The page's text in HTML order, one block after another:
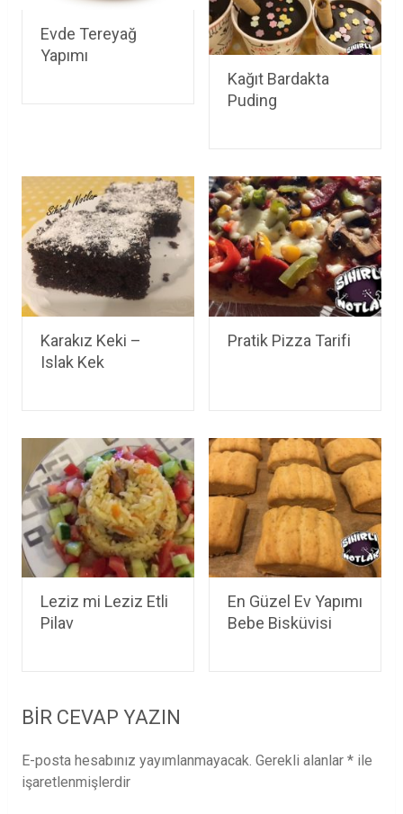
Evde Tereyağ
Yapımı
Kağıt Bardakta
Puding
Karakız Keki –
Islak Kek
Pratik Pizza Tarifi
Leziz mi Leziz Etli
Pilav
En Güzel Ev Yapımı
Bebe Bisküvisi
BIR CEVAP YAZIN
E-posta hesabınız yayımlanmayacak. Gerekli alanlar *ile
işaretlenmişlerdir